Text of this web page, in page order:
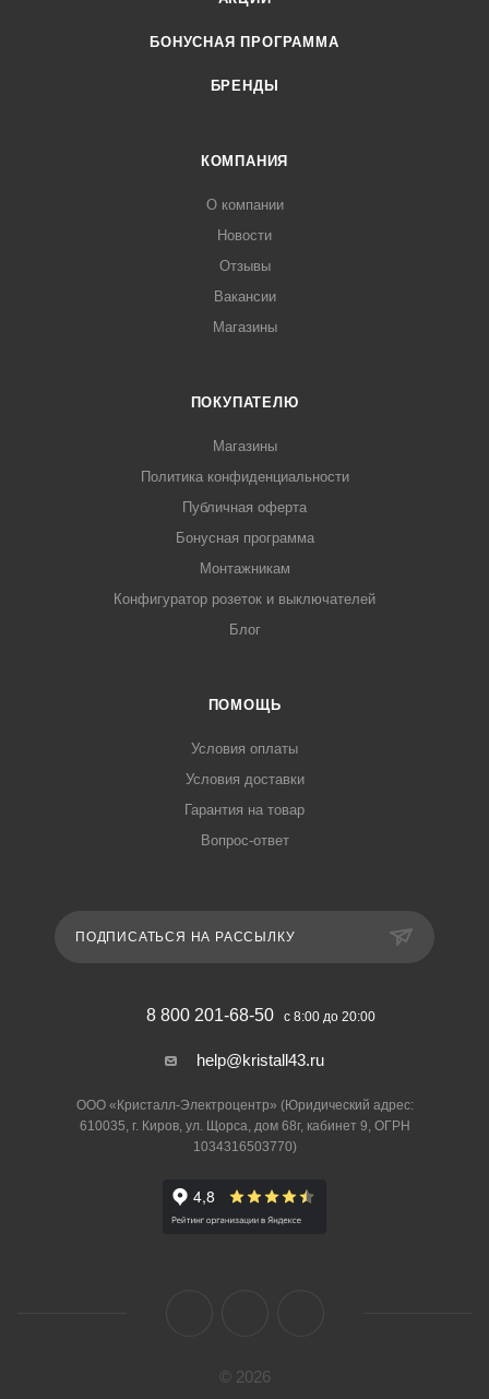
БОНУСНАЯ ПРОГРАММА
БРЕНДЫ
КОМПАНИЯ
О компании
Новости
Отзывы
Вакансии
Магазины
ПОКУПАТЕЛЮ
Магазины
Политика конфиденциальности
Публичная оферта
Бонусная программа
Монтажникам
Конфигуратор розеток и выключателей
Блог
ПОМОЩЬ
Условия оплаты
Условия доставки
Гарантия на товар
Вопрос-ответ
ПОДПИСАТЬСЯ НА РАССЫЛКУ
8 800 201-68-50 с 8:00 до 20:00
help@kristall43.ru
ООО «Кристалл-Электроцентр» (Юридический адрес:
610035, г. Киров, ул. Щорса, дом 68г, кабинет 9, ОГРН
1034316503770)
© 2026